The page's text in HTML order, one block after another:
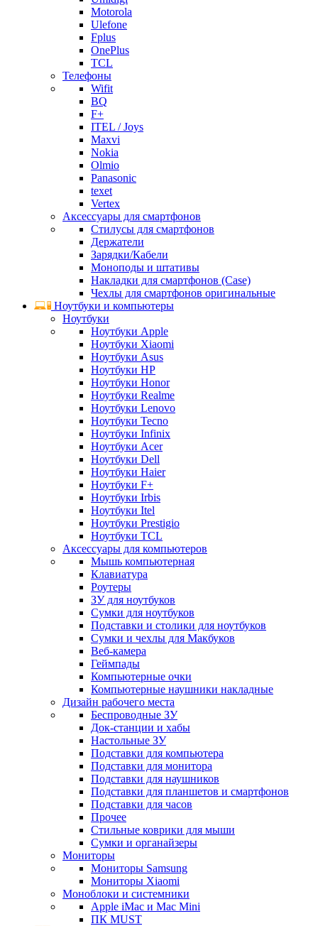
Motorola
Ulefone
Fplus
OnePlus
TCL
Телефоны
Wifit
BQ
F+
ITEL / Joys
Maxvi
Nokia
Olmio
Panasonic
texet
Vertex
Аксессуары для смартфонов
Стилусы для смартфонов
Держатели
Зарядки/Кабели
Моноподы и штативы
Накладки для смартфонов (Case)
Чехлы для смартфонов оригинальные
Ноутбуки и компьютеры
Ноутбуки
Ноутбуки Apple
Ноутбуки Xiaomi
Ноутбуки Asus
Ноутбуки HP
Ноутбуки Honor
Ноутбуки Realme
Ноутбуки Lenovo
Ноутбуки Tecno
Ноутбуки Infinix
Ноутбуки Acer
Ноутбуки Dell
Ноутбуки Haier
Ноутбуки F+
Ноутбуки Irbis
Ноутбуки Itel
Ноутбуки Prestigio
Ноутбуки TCL
Аксессуары для компьютеров
Мышь компьютерная
Клавиатура
Роутеры
ЗУ для ноутбуков
Сумки для ноутбуков
Подставки и столики для ноутбуков
Сумки и чехлы для Макбуков
Веб-камера
Геймпады
Компьютерные очки
Компьютерные наушники накладные
Дизайн рабочего места
Беспроводные ЗУ
Док-станции и хабы
Настольные ЗУ
Подставки для компьютера
Подставки для монитора
Подставки для наушников
Подставки для планшетов и смартфонов
Подставки для часов
Прочее
Стильные коврики для мыши
Сумки и органайзеры
Мониторы
Мониторы Samsung
Мониторы Xiaomi
Моноблоки и системники
Apple iMac и Mac Mini
ПК MUST